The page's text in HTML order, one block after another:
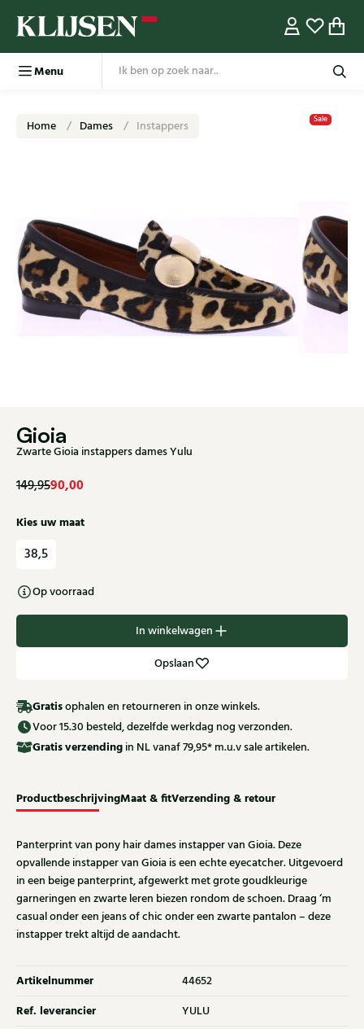
Menu
Home Dames Instappers Sale
Gioia
Zwarte Gioia instappers dames Yulu
149,9590,00
Kies uw maat
38,5
Op voorraad
In winkelwagen
Opslaan
Gratisophalen en retourneren in onze winkels.
Voor 15.30 besteld, dezelfde werkdag nog verzonden.
Gratisverzending in NL vanaf 79,95* m.u.v sale artikelen.
ProductbeschrijvingMaat & fitVerzending & retour
Panterprint van pony hair dames instapper van Gioia. Deze
opvallende instapper van Gioia is een echte eyecatcher. Uitgevoerd
in een beige panterprint, afgewerkt met grote goudkleurige
garneringen en zwarte leren biezen rondom de schoen. Draag ‘m
casual onder een jeans of chic onder een zwarte pantalon – deze
instapper trekt altijd de aandacht.
Artikelnummer 44652
Ref. leverancier YULU